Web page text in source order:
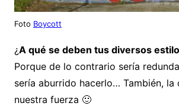
Foto Boycott
¿A qué se deben tus diversos
Porque de lo contrario sería
sería aburrido hacerlo… También, la
nuestra fuerza 🙂